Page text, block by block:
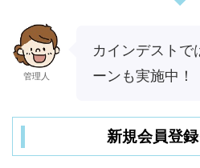
管理人
カインデストで
ーンも実施中！
新規会員登